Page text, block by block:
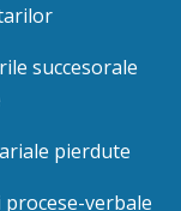
succesorale
pierdute
procese-verbale